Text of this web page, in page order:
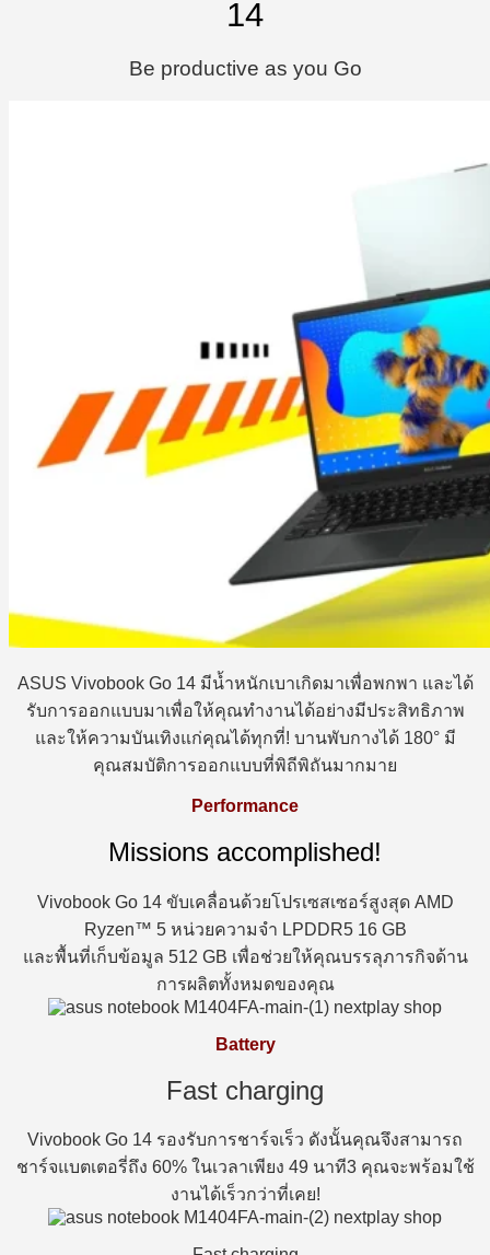
14
Be productive as you Go
ASUS Vivobook Go 14 มีน้ำหนักเบาเกิดมาเพื่อพกพา และได้
รับการออกแบบมาเพื่อให้คุณทำงานได้อย่างมีประสิทธิภาพ
และให้ความบันเทิงแก่คุณได้ทุกที่! บานพับกางได้ 180° มี
คุณสมบัติการออกแบบที่พิถีพิถันมากมาย
Performance
Missions accomplished!
Vivobook Go 14 ขับเคลื่อนด้วยโปรเซสเซอร์สูงสุด AMD
Ryzen™ 5 หน่วยความจำ LPDDR5 16 GB
และพื้นที่เก็บข้อมูล 512 GB เพื่อช่วยให้คุณบรรลุภารกิจด้าน
การผลิตทั้งหมดของคุณ
Battery
Fast charging
Vivobook Go 14 รองรับการชาร์จเร็ว ดังนั้นคุณจึงสามารถ
ชาร์จแบตเตอรี่ถึง 60% ในเวลาเพียง 49 นาที3 คุณจะพร้อมใช้
งานได้เร็วกว่าที่เคย!